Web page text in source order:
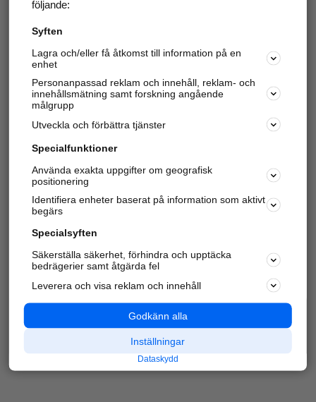
Har du redan verifierat ditt företag? Logga in
Varje vecka besöker du och4 miljoner
andra
härliga användare oss för att hitta rätt lokal
information om företag, privatpersoner och
platser.
följande:
Syften
Lagra och/eller få åtkomst till information på en
enhet
Personanpassad reklam och innehåll, reklam- och
innehållsmätning samt forskning angående
målgrupp
Utveckla och förbättra tjänster
Specialfunktioner
Använda exakta uppgifter om geografisk
positionering
Identifiera enheter baserat på information som aktivt
begärs
Specialsyften
Säkerställa säkerhet, förhindra och upptäcka
bedrägerier samt åtgärda fel
Leverera och visa reklam och innehåll
Godkänn alla
Inställningar
Dataskydd